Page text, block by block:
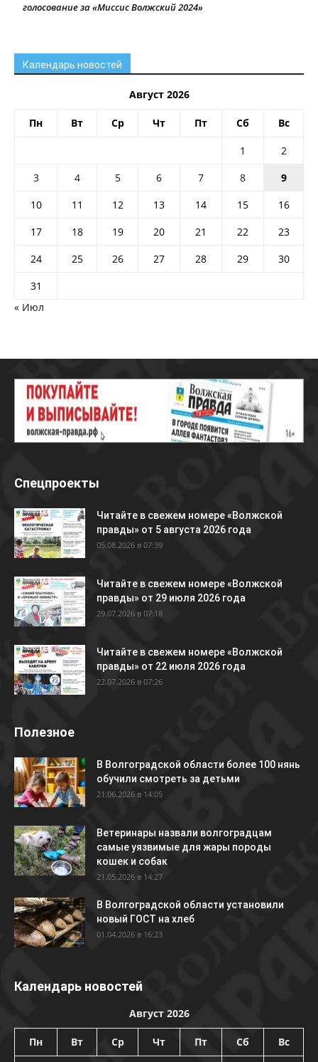
голосование за «Миссис Волжский 2024»
Календарь новостей
Август 2026
Пн Вт Ср Чт Пт Сб Вс
1
2
3
4 5 6 7 8
9
10
11 12 13 14 15
16
17
18 19 20 21 22
23
24
25 26 27 28 29
30
31
« Июл
Спецпроекты
Читайте в свежем номере «Волжской
правды» от 5 августа 2026 года
05.08.2026 в 07:39
Читайте в свежем номере «Волжской
правды» от 29 июля 2026 года
29.07.2026 в 07:18
Читайте в свежем номере «Волжской
правды» от 22 июля 2026 года
22.07.2026 в 07:26
Полезное
В Волгоградской области более 100 нянь
обучили смотреть за детьми
21.06.2026 в 14:05
Ветеринары назвали волгоградцам
самые уязвимые для жары породы
кошек и собак
21.05.2026 в 14:27
В Волгоградской области установили
новый ГОСТ на хлеб
01.04.2026 в 16:23
Календарь новостей
Август 2026
Пн Вт Ср Чт Пт Сб Вс